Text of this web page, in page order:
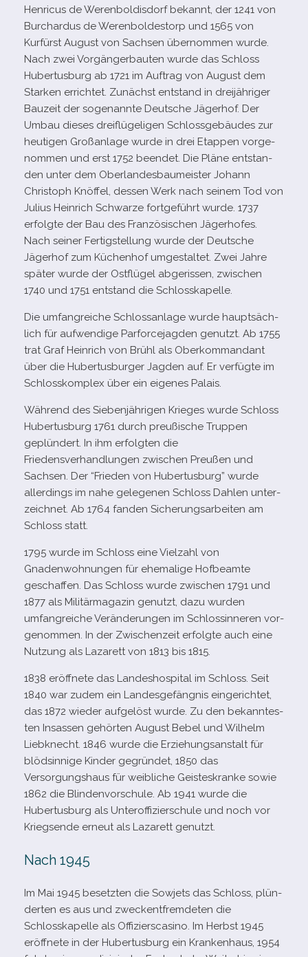
Henricus de Werenboldisdorf bekannt, der 1241 von
Burchardus de Werenboldestorp und 1565 von
Kurfürst August von Sachsen über­nom­men wurde.
Nach zwei Vorgängerbauten wurde das Schloss
Hubertusburg ab 1721 im Auftrag von August dem
Starken errich­tet. Zunächst ent­stand in drei­jäh­ri­ger
Bauzeit der soge­nannte Deutsche Jägerhof. Der
Umbau die­ses drei­flü­ge­li­gen Schlossgebäudes zur
heu­ti­gen Großanlage wurde in drei Etappen vor­ge­
nom­men und erst 1752 been­det. Die Pläne ent­stan­
den unter dem Oberlandesbaumeister Johann
Christoph Knöffel, des­sen Werk nach sei­nem Tod von
Julius Heinrich Schwarze fort­ge­führt wurde. 1737
erfolgte der Bau des Französischen Jägerhofes.
Nach sei­ner Fertigstellung wurde der Deutsche
Jägerhof zum Küchenhof umge­stal­tet. Zwei Jahre
spä­ter wurde der Ostflügel abge­ris­sen, zwi­schen
1740 und 1751 ent­stand die Schlosskapelle.
Die umfang­rei­che Schlossanlage wurde haupt­säch­
lich für auf­wen­dige Parforcejagden genutzt. Ab 1755
trat Graf Heinrich von Brühl als Oberkommandant
über die Hubertusburger Jagden auf. Er ver­fügte im
Schlosskomplex über ein eige­nes Palais.
Während des Siebenjährigen Krieges wurde Schloss
Hubertusburg 1761 durch preu­ßi­sche Truppen
geplün­dert. In ihm erfolg­ten die
Friedensverhandlungen zwi­schen Preußen und
Sachsen. Der “Frieden von Hubertusburg” wurde
aller­dings im nahe gele­ge­nen Schloss Dahlen unter­
zeich­net. Ab 1764 fan­den Sicherungsarbeiten am
Schloss statt.
1795 wurde im Schloss eine Vielzahl von
Gnadenwohnungen für ehe­ma­lige Hofbeamte
geschaf­fen. Das Schloss wurde zwi­schen 1791 und
1877 als Militärmagazin genutzt, dazu wur­den
umfang­rei­che Veränderungen im Schlossinneren vor­
ge­nom­men. In der Zwischenzeit erfolgte auch eine
Nutzung als Lazarett von 1813 bis 1815.
1838 eröff­nete das Landeshospital im Schloss. Seit
1840 war zudem ein Landesgefängnis ein­ge­rich­tet,
das 1872 wie­der auf­ge­löst wurde. Zu den bekann­tes­
ten Insassen gehör­ten August Bebel und Wilhelm
Liebknecht. 1846 wurde die Erziehungsanstalt für
blöd­sin­nige Kinder gegrün­det, 1850 das
Versorgungshaus für weib­li­che Geisteskranke sowie
1862 die Blindenvorschule. Ab 1941 wurde die
Hubertusburg als Unteroffizierschule und noch vor
Kriegsende erneut als Lazarett genutzt.
Nach 1945
Im Mai 1945 besetz­ten die Sowjets das Schloss, plün­
der­ten es aus und zweck­ent­frem­de­ten die
Schlosskapelle als Offizierscasino. Im Herbst 1945
eröff­nete in der Hubertusburg ein Krankenhaus, 1954